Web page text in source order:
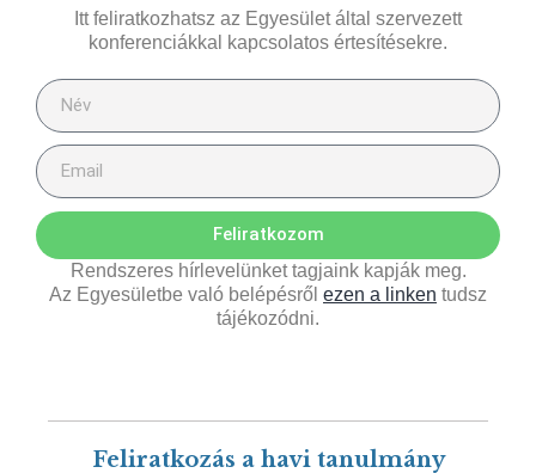
Itt feliratkozhatsz az Egyesület által szervezett
konferenciákkal kapcsolatos értesítésekre.
Feliratkozom
Rendszeres hírlevelünket tagjaink kapják meg.
Az Egyesületbe való belépésről ezen a linken tudsz
tájékozódni.
Feliratkozás a havi tanulmány